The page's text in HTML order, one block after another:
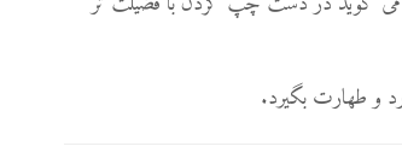
و طهارت بگیرد.